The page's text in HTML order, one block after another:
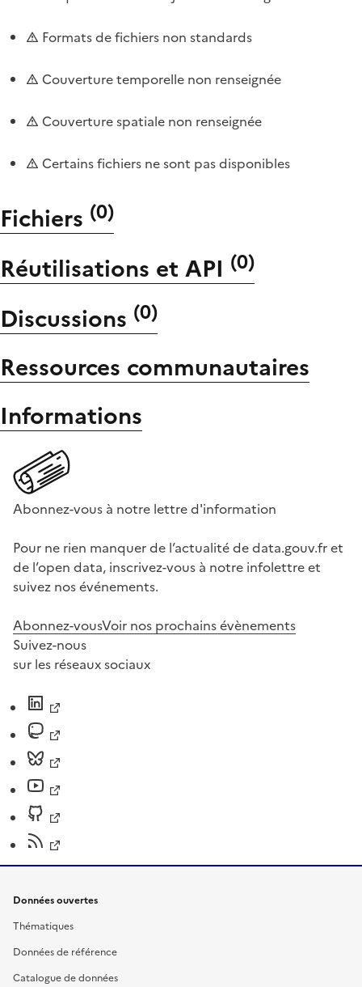
Formats de fichiers non standards
Couverture temporelle non renseignée
Couverture spatiale non renseignée
Certains fichiers ne sont pas disponibles
Fichiers (0)
Réutilisations et API (0)
Discussions (0)
Ressources communautaires
Informations
Abonnez-vous à notre lettre d'information
Pour ne rien manquer de l’actualité de data.gouv.fr et
de l’open data, inscrivez-vous à notre infolettre et
suivez nos événements.
Abonnez-vousVoir nos prochains évènements
Suivez-nous
sur les réseaux sociaux
Données ouvertes
Thématiques
Données de référence
Catalogue de données